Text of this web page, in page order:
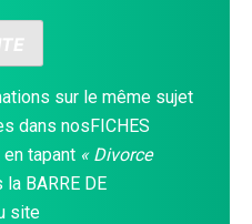
sur le même sujet
dans nosFICHES
en tapant « Divorce
la BARRE DE
site